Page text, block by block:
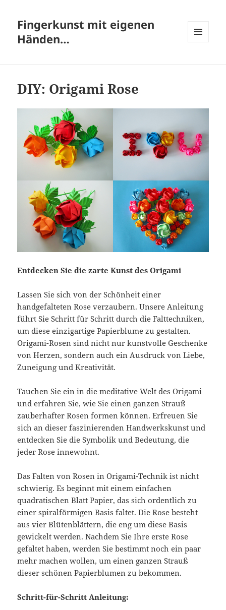
Fingerkunst mit eigenen
Händen…
DIY: Origami Rose
Entdecken Sie die zarte Kunst des Origami
Lassen Sie sich von der Schönheit einer
handgefalteten Rose verzaubern. Unsere Anleitung
führt Sie Schritt für Schritt durch die Falttechniken,
um diese einzigartige Papierblume zu gestalten.
Origami-Rosen sind nicht nur kunstvolle Geschenke
von Herzen, sondern auch ein Ausdruck von Liebe,
Zuneigung und Kreativität.
Tauchen Sie ein in die meditative Welt des Origami
und erfahren Sie, wie Sie einen ganzen Strauß
zauberhafter Rosen formen können. Erfreuen Sie
sich an dieser faszinierenden Handwerkskunst und
entdecken Sie die Symbolik und Bedeutung, die
jeder Rose innewohnt.
Das Falten von Rosen in Origami-Technik ist nicht
schwierig. Es beginnt mit einem einfachen
quadratischen Blatt Papier, das sich ordentlich zu
einer spiralförmigen Basis faltet. Die Rose besteht
aus vier Blütenblättern, die eng um diese Basis
gewickelt werden. Nachdem Sie Ihre erste Rose
gefaltet haben, werden Sie bestimmt noch ein paar
mehr machen wollen, um einen ganzen Strauß
dieser schönen Papierblumen zu bekommen.
Schritt-für-Schritt Anleitung: